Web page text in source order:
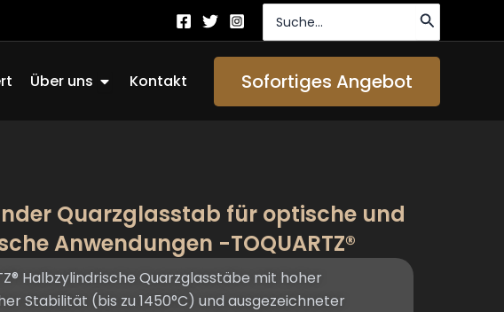
Suche
nach:
Über uns Offen About Us
Kontakt Sofortiges Angebot
Quarzglasstab für optische und
Anwendungen -TOQUARTZ®
Halbzylindrische Quarzglasstäbe mit hoher
Stabilität (bis zu 1450°C) und ausgezeichneter